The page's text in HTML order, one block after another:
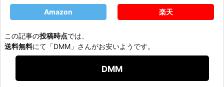
Amazon 楽天
この記事の投稿時点では、
送料無料にて「DMM」さんがお安いようです。
DMM